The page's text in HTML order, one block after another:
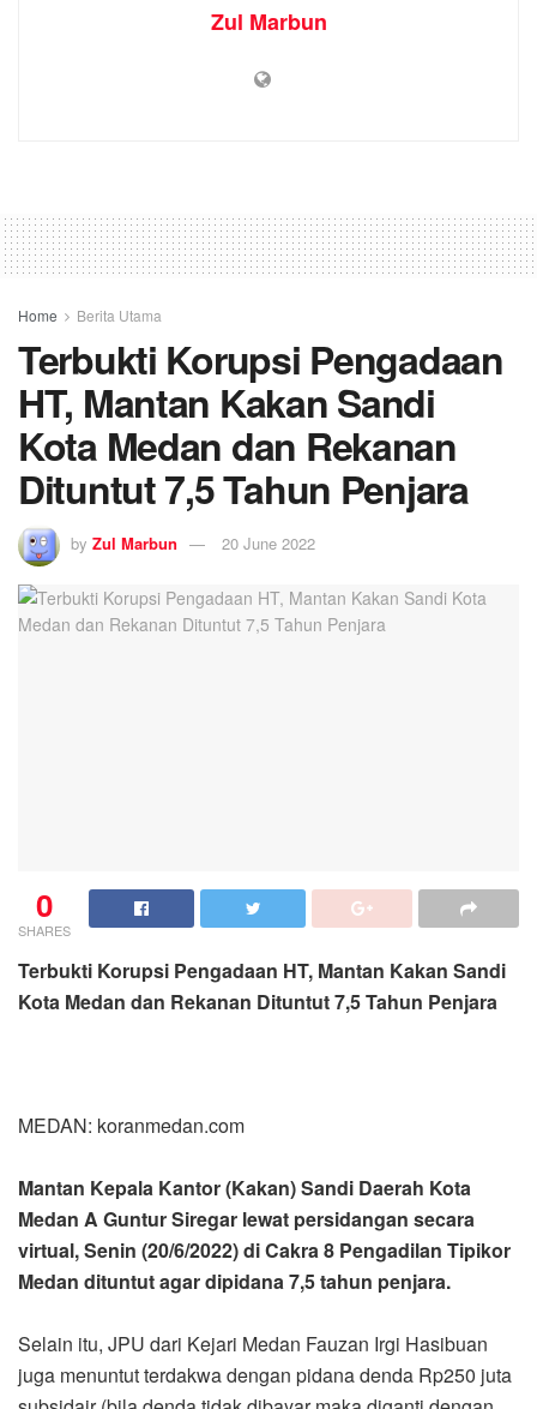
Zul Marbun
Home Berita Utama
Terbukti Korupsi Pengadaan
HT, Mantan Kakan Sandi
Kota Medan dan Rekanan
Dituntut 7,5 Tahun Penjara
by Zul Marbun 20 June 2022
0
SHARES
Terbukti Korupsi Pengadaan HT, Mantan Kakan Sandi
Kota Medan dan Rekanan Dituntut 7,5 Tahun Penjara
MEDAN: koranmedan.com
Mantan Kepala Kantor (Kakan) Sandi Daerah Kota
Medan A Guntur Siregar lewat persidangan secara
virtual, Senin (20/6/2022) di Cakra 8 Pengadilan Tipikor
Medan dituntut agar dipidana 7,5 tahun penjara.
Selain itu, JPU dari Kejari Medan Fauzan Irgi Hasibuan
juga menuntut terdakwa dengan pidana denda Rp250 juta